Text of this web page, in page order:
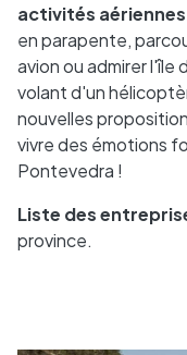
activités aériennes
en parapente,
avion ou admirer l'île
volant d'un
nouvelles
vivre des émotions
Pontevedra !
Liste des
province.